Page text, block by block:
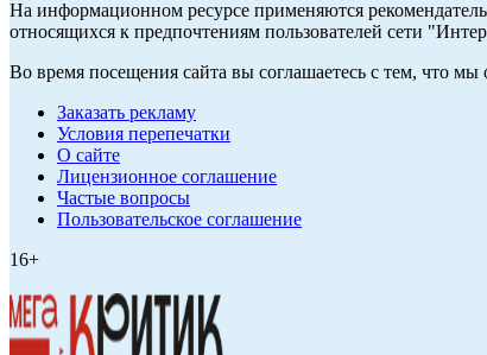
На информационном ресурсе применяются
относящихся к предпочтениям пользователей сети
Во время посещения сайта вы соглашаетесь с тем, что
Заказать рекламу
Условия перепечатки
О сайте
Лицензионное соглашение
Частые вопросы
Пользовательское соглашение
16+